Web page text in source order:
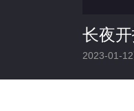
长夜
2023-01-